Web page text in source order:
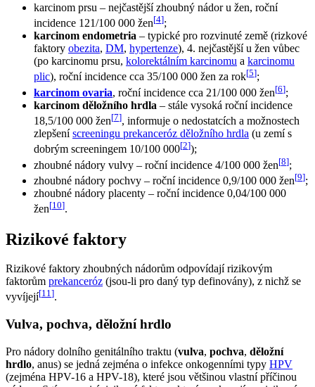
karcinom prsu – nejčastější zhoubný nádor u žen, roční
incidence 121/100 000 žen[4];
karcinom endometria – typické pro rozvinuté země (rizkové
faktory obezita, DM, hypertenze), 4. nejčastější u žen vůbec
(po karcinomu prsu, kolorektálním karcinomu a karcinomu
plic), roční incidence cca 35/100 000 žen za rok[5];
karcinom ovaria, roční incidence cca 21/100 000 žen[6];
karcinom děložního hrdla – stále vysoká roční incidence
18,5/100 000 žen[7], informuje o nedostatcích a možnostech
zlepšeníscreeningu prekanceróz děložního hrdla (u zemí s
dobrým screeningem 10/100 000[2]);
zhoubné nádory vulvy – roční incidence 4/100 000 žen[8];
zhoubné nádory pochvy – roční incidence 0,9/100 000 žen[9];
zhoubné nádory placenty – roční incidence 0,04/100 000
žen[10].
Rizikové faktory
Rizikové faktory zhoubných nádorům odpovídají rizikovým
faktorům prekanceróz (jsou-li pro daný typ definovány), z nichž se
vyvíjejí[11].
Vulva, pochva, děložní hrdlo
Pro nádory dolního genitálního traktu (vulva, pochva, děložní
hrdlo, anus) se jedná zejména o infekce onkogenními typy HPV
(zejména HPV-16 a HPV-18), které jsou většinou vlastní příčinou